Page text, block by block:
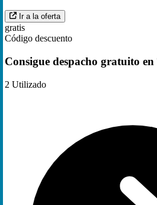
Ir a la oferta
gratis
Código descuento
Consigue despacho gratuito
2 Utilizado